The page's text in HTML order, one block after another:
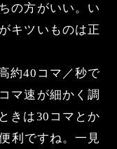
の方がいい。い
キツいものは正
約40コマ／秒で
マ速が細かく調
きは30コマとか
利ですね。一見